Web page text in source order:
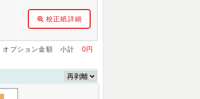
284,417円
384,186円
331,368円
447,764円
378,318円 511,343円
校正紙詳細
オプション金額 小計 0円